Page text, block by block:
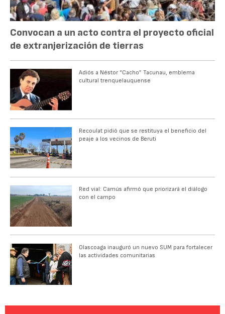
Convocan a un acto contra el proyecto oficial
de extranjerización de tierras
Adiós a Néstor “Cacho” Tacunau, emblema
cultural trenquelauquense
Recoulat pidió que se restituya el beneficio del
peaje a los vecinos de Beruti
Red vial: Camús afirmó que priorizará el diálogo
con el campo
Olascoaga inauguró un nuevo SUM para fortalecer
las actividades comunitarias